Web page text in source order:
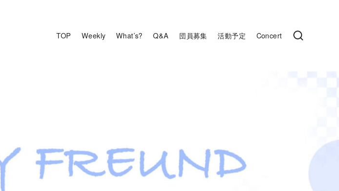
TOP Weekly What’s? Q&A 団員募集 活動予定 Concert